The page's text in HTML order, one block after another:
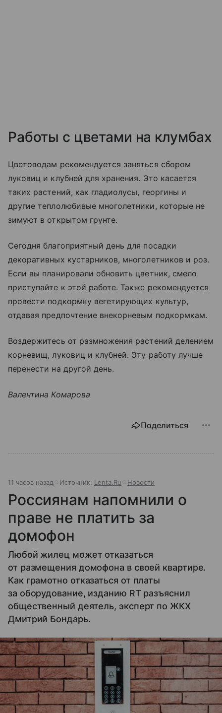
Работы с цветами на клумбах
Цветоводам рекомендуется заняться сбором
луковиц и клубней для хранения. Это касается
таких растений, как гладиолусы, георгины и
другие теплолюбивые многолетники, которые не
зимуют в открытом грунте.
Сегодня благоприятный день для посадки
декоративных кустарников, многолетников и роз.
Если вы планировали обновить цветник, смело
приступайте к этой работе. Также рекомендуется
провести подкормку вегетирующих культур,
отдавая предпочтение внекорневым подкормкам.
Воздержитесь от размножения растений делением
корневищ, луковиц и клубней. Эту работу лучше
перенести на другой день.
Валентина Комарова
Поделиться
11 часов назад Источник: Lenta.Ru Новости
Россиянам напомнили о
праве не платить за
домофон
Любой жилец может отказаться
от размещения домофона в своей квартире.
Как грамотно отказаться от платы
за оборудование, изданию RT разъяснил
общественный деятель, эксперт по ЖКХ
Дмитрий Бондарь.